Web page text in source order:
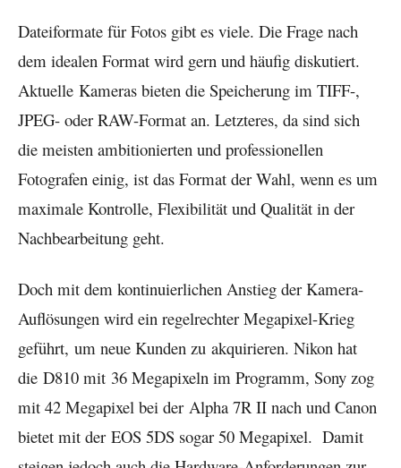
Dateiformate für Fotos gibt es viele. Die Frage nach
dem idealen Format wird gern und häufig diskutiert.
Aktuelle Kameras bieten die Speicherung im TIFF-,
JPEG- oder RAW-Format an. Letzteres, da sind sich
die meisten ambitionierten und professionellen
Fotografen einig, ist das Format der Wahl, wenn es um
maximale Kontrolle, Flexibilität und Qualität in der
Nachbearbeitung geht.
Doch mit dem kontinuierlichen Anstieg der Kamera-
Auflösungen wird ein regelrechter Megapixel-Krieg
geführt, um neue Kunden zu akquirieren. Nikon hat
die D810 mit 36 Megapixeln im Programm, Sony zog
mit 42 Megapixel bei der Alpha 7R II nach und Canon
bietet mit der EOS 5DS sogar 50 Megapixel. Damit